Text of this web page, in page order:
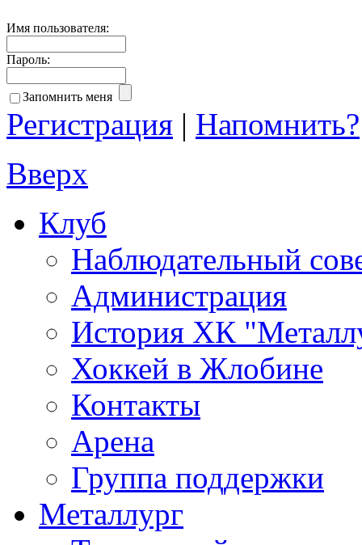
Имя пользователя:
Пароль:
Запомнить меня
Регистрация | Напомнить?
Вверх
Клуб
Наблюдательный
Администрация
История ХК
Хоккей в Жлобине
Контакты
Арена
Группа поддержки
Металлург